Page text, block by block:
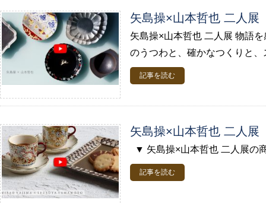
矢島操×山本哲也 二人展
矢島操×山本哲也 二人展 物語
のうつわと、確かなつくりと
記事を読む
矢島操×山本哲也 二人展
▼ 矢島操×山本哲也 二人展
記事を読む